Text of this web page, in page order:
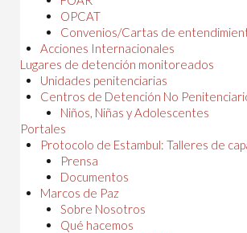
OPCAT
Convenios/Cartas de
Acciones Internacionales
Lugares de detención monitoreados
Unidades penitenciarias
Centros de Detención No
Niños, Niñas y Adolescentes
Portales
Protocolo de Estambul: Talleres de
Prensa
Documentos
Marcos de Paz
Sobre Nosotros
Qué hacemos